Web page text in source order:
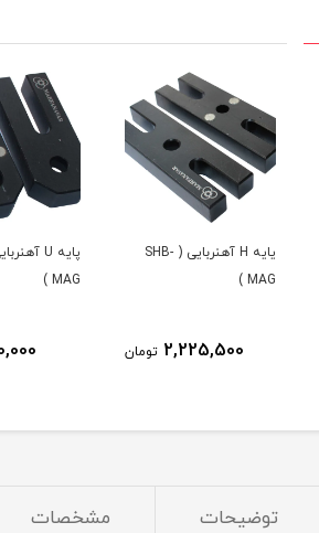
یایه H آهنربایی ( SHB-
MAG )
2,225,500 تومان
MAG )
توضیحات مشخصات